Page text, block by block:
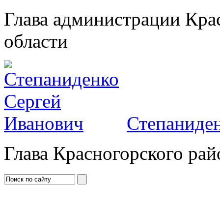
Глава администрации
области
Глава Красногорского